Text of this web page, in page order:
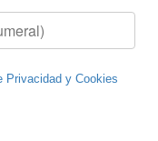
Privacidad y Cookies